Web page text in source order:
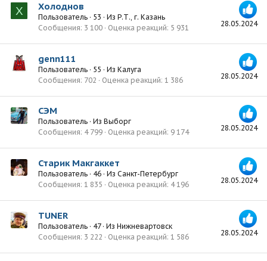
Х
28.05.2024
Холоднов
Пользователь · 53 · Из Р.Т., г. Казань
Сообщения 3 100 Оценка реакций 5 931
28.05.2024
genn111
Пользователь · 55 · Из Калуга
Сообщения 702 Оценка реакций 1 386
28.05.2024
СЭМ
Пользователь · Из Выборг
Сообщения 4 799 Оценка реакций 9 174
28.05.2024
Старик Макгаккет
Пользователь · 46 · Из Санкт-Петербург
Сообщения 1 835 Оценка реакций 4 196
28.05.2024
TUNER
Пользователь · 47 · Из Нижневартовск
Сообщения 3 222 Оценка реакций 1 586